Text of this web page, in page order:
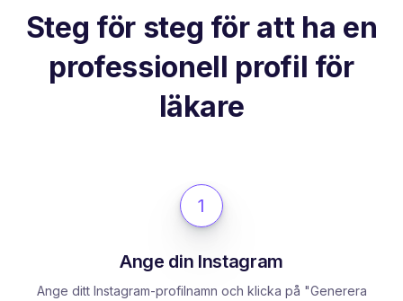
Steg för steg för att ha en
professionell profil för
läkare
1
Ange din Instagram
Ange ditt Instagram-profilnamn och klicka på "Generera